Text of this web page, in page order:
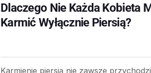
Dlaczego Nie Każda Kobieta
Karmić Wyłącznie Piersią?
Karmienie piersią nie zawsze